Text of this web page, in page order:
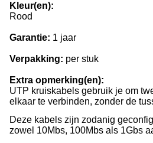
Kleur(en):
Rood
Garantie: 1 jaar
Verpakking: per stuk
Extra opmerking(en):
UTP kruiskabels gebruik je om
elkaar te verbinden, zonder de
Deze kabels zijn zodanig
zowel 10Mbs, 100Mbs als 1Gbs